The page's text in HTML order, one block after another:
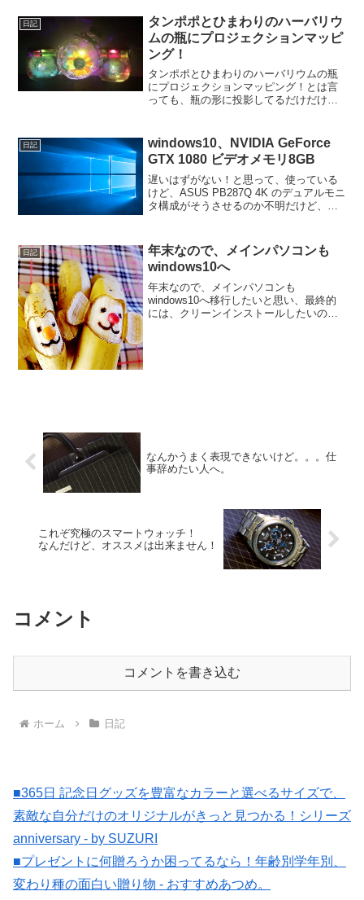
も、悪くない。小物入れにちょうどいい
わけだけど、何を入れるかって...
日記
タンポポとひまわりのハーバリウ
ムの瓶にプロジェクションマッピ
ング！
タンポポとひまわりのハーバリウムの瓶
にプロジェクションマッピング！とは言
っても、瓶の形に投影してるだけだけ
イナルファンタジーちっくな(笑)使ったプ
ロジェクターは、ファン...
日記
windows10、NVIDIA GeForce
GTX 1080 ビデオメモリ8GB
遅いはずがない！と思って、使っている
けど、ASUS PB287Q 4K のデュアルモニ
タ構成がそうさせるのか不明だけど、ど
りのアニメーション系は使わない派なの
で、なんで...
日記
年末なので、メインパソコンも
windows10へ
年末なので、メインパソコンも
windows10へ移行したいと思い、最終的
には、クリーンインストールしたいので
なんかうまく表現できないけど。。。仕
事辞めたい人へ。
これぞ究極のスマートウォッチ！
なんだけど、オススメは出来ません！
コメント
コメントを書き込む
ホーム 日記
■365日 記念日グッズを豊富なカラーと選べるサイズで、
素敵な自分だけのオリジナルがきっと見つかる！シリーズ
anniversary - by SUZURI
■プレゼントに何贈ろうか困ってるなら！年齢別学年別、
変わり種の面白い贈り物 - おすすめあつめ。